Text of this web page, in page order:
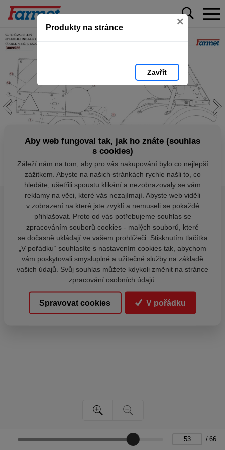
Produkty na stránce ×
Zavřít
/ 66
Aby web fungoval tak, jak ho znáte (souhlas
s cookies)
Záleží nám na tom, aby pro vás nakupování bylo co nejlepší
zážitkem. Abyste na našich stránkách rychle našli to, co
hledáte, ušetřili spoustu klikání a nezobrazovaly se vám
reklamy na věci, které vás nezajímají. Abyste web viděli
v zobrazení na které jste zvyklí a nemuseli se pokaždé
přihlašovat. Proto od vás potřebujeme souhlas se
zpracováním souborů cookies - malých souborů, které
se dočasně ukládají ve vašem prohlížeči. Stisknutím tlačítka
„V pořádku“ souhlasíte s nastavením cookies tak, abychom
vám poskytovali smysluplné a užitečné služby na základě
vašich údajů. Svůj souhlas můžete kdykoli změnit na stránce
zpracování osobních údajů.
Spravovat cookies V pořádku